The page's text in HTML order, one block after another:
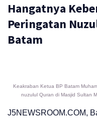
Hangatnya
Peringatan
Batam
Keakraban Ketua BP Batam
nuzulul Quran di Masjid Sultan
J5NEWSROOM.COM,